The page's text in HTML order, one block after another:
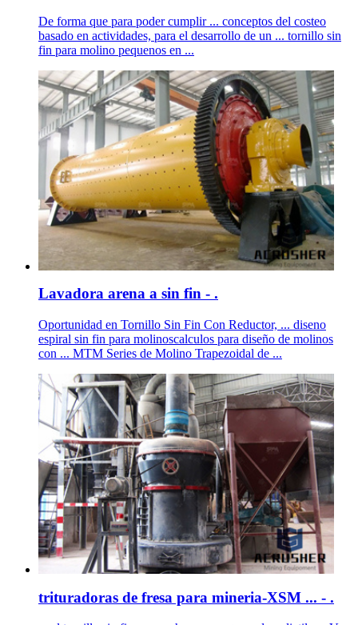
De forma que para poder cumplir ... conceptos del costeo
basado en actividades, para el desarrollo de un ... tornillo sin
fin para molino pequenos en ...
Lavadora arena a sin fin - .
Oportunidad en Tornillo Sin Fin Con Reductor, ... diseno
espiral sin fin para molinoscalculos para diseño de molinos
con ... MTM Series de Molino Trapezoidal de ...
trituradoras de fresa para mineria-XSM ... - .